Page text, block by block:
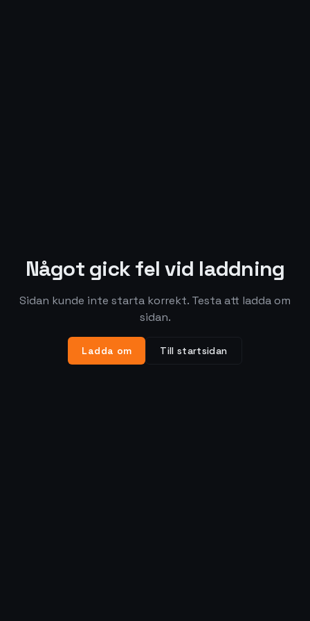
Något gick fel vid laddning
Sidan kunde inte starta korrekt. Testa att ladda om
sidan.
Ladda om Till startsidan